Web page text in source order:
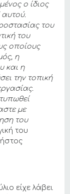
ο ίδιος
αυτού.
του
του
οποίους
η
και η
την τοπική
με
του
του
είχε λάβει